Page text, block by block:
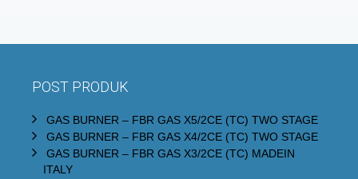
POST PRODUK
GAS BURNER – FBR GAS X5/2CE (TC) TWO STAGE
GAS BURNER – FBR GAS X4/2CE (TC) TWO STAGE
GAS BURNER – FBR GAS X3/2CE (TC) MADEIN
ITALY